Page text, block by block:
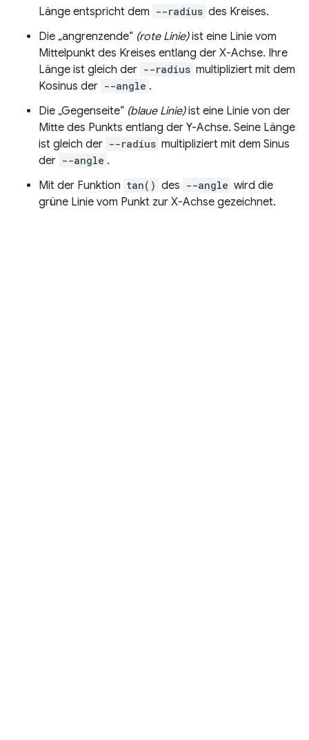
Länge entspricht dem --radius des Kreises.
Die „angrenzende“ (rote Linie)ist eine Linie vom
Mittelpunkt des Kreises entlang der X-Achse. Ihre
Länge ist gleich der --radius multipliziert mit dem
Kosinus der --angle .
Die „Gegenseite“ (blaue Linie)ist eine Linie von der
Mitte des Punkts entlang der Y-Achse. Seine Länge
ist gleich der --radius multipliziert mit dem Sinus
der --angle .
Mit der Funktion tan() des --angle wird die
grüne Linie vom Punkt zur X-Achse gezeichnet.